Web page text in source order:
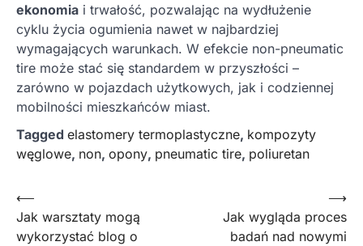
ekonomia i trwałość, pozwalając na wydłużenie
cyklu życia ogumienia nawet w najbardziej
wymagających warunkach. W efekcie non-pneumatic
tire może stać się standardem w przyszłości –
zarówno w pojazdach użytkowych, jak i codziennej
mobilności mieszkańców miast.
Tagged elastomery termoplastyczne, kompozyty
węglowe, non, opony, pneumatic tire, poliuretan
Nawigacja
wpisu
⟵
Jak warsztaty mogą
wykorzystać blog o
Jak wygląda proces
badań nad nowymi
⟶